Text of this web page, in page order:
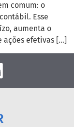
comum: o
Esse
aumenta o
efetivas […]